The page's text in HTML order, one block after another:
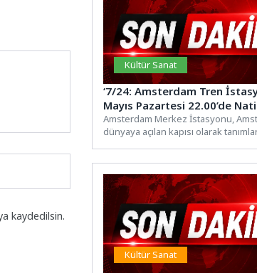
kaydedilsin.
Kültür Sanat
‘7/24: Amsterdam Tren
Mayıs Pazartesi 22.00’de
Geographic Ekranlarında
Amsterdam Merkez İstasyonu,
dünyaya açılan kapısı olarak
Kültür Sanat